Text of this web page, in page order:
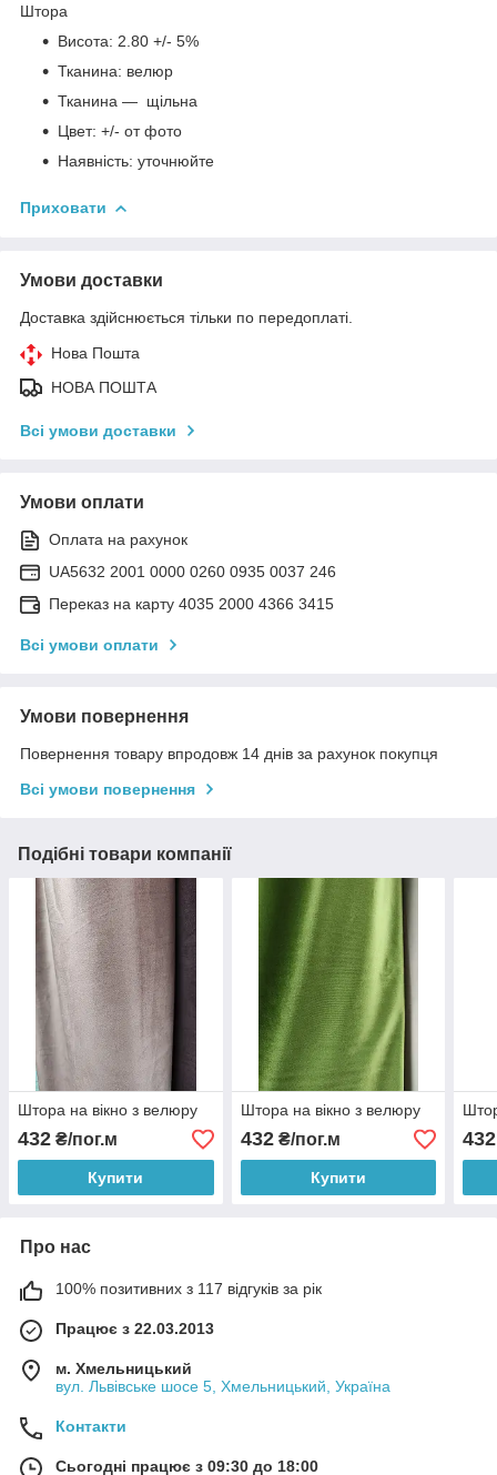
Штора
Висота: 2.80 +/- 5%
Тканина: велюр
Тканина — щільна
Цвет: +/- от фото
Наявність: уточнюйте
Приховати
Умови доставки
Доставка здійснюється тільки по передоплаті.
Нова Пошта
НОВА ПОШТА
Всі умови доставки
Умови оплати
Оплата на рахунок
UA5632 2001 0000 0260 0935 0037 246
Переказ на карту 4035 2000 4366 3415
Всі умови оплати
Умови повернення
Повернення товару впродовж 14 днів за рахунок покупця
Всі умови повернення
Подібні товари компанії
Штора на вікно з велюру
432 ₴/пог.м
Купити
Штора на вікно з велюру
432₴/пог.м
Купити
432
Про нас
100% позитивних з 117 відгуків за рік
Працює з 22.03.2013
м. Хмельницький
вул. Львівське шосе 5, Хмельницький, Україна
Контакти
Сьогодні працює з 09:30 до 18:00